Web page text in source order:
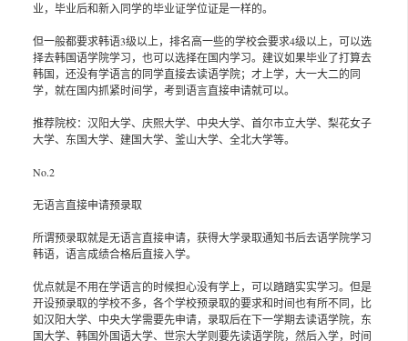
业，毕业后和新入同学的毕业证学位证是一样的。
但一般都要求韩语3级以上，排名高一些的学校会要求4级以上，可以选
择去韩国语学院学习，也可以选择在国内学习。建议如果毕业了打算去
韩国，还没有学语言的同学直接去读语学院；才上学，大一大二的同
学，就在国内抓紧时间学，考到语言直接申请就可以。
推荐院校：汉阳大学、庆熙大学、中央大学、首尔市立大学、梨花女子
大学、东国大学、建国大学、釜山大学、全北大学等。
No.2
无语言直接申请预录取
所谓预录取就是无语言直接申请，获得大学录取通知书后去语学院学习
韩语，语言成绩合格后直接入学。
优点就是不用在学语言的时候担心没有学上，可以踏踏实实学习。但是
开设预录取的学校不多，各个学校预录取的要求和时间也有所不同，比
如汉阳大学、中央大学需要先申请，录取后在下一学期去读语学院，东
国大学、韩国外国语大学、世宗大学则要先读语学院，然后入学，时间